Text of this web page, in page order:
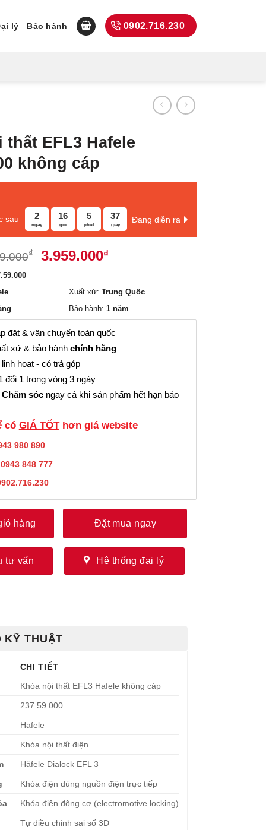
lý Bảo hành 0902.716.230
thất EFL3 Hafele
không cáp
sau 2
ngày
16
giờ
5
phút
36
giây
Đang diễn ra
₫
Giá
5.279.000₫.
3.959.000₫Giá
là:
3.959.000₫.
Xuất xứ: Trung Quốc
Bảo hành: 1 năm
đặt & vận chuyển toàn quốc
xứ & bảo hành chính hãng
hoạt - có trả góp
đổi 1 trong vòng 3 ngày
sóc ngay cả khi sản phẩm hết hạn bảo
có GIÁ TỐThơn giá website
980 890
0943 848 777
hàng Đặt mua ngay
tư vấn Hệ thống đại lý
KỸ THUẬT
CHI TIẾT
Khóa nội thất EFL3 Hafele không cáp
237.59.000
Hafele
Khóa nội thất điện
Häfele Dialock EFL 3
Khóa điện dùng nguồn điện trực tiếp
Khóa điện động cơ (electromotive locking)
Tự điều chỉnh sai số 3D